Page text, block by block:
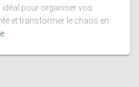
idéal pour organiser vos
et transformer le chaos en